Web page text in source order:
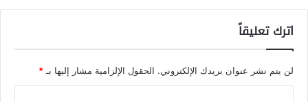
اترك تعليقاً
لن يتم نشر عنوان بريدك الإلكتروني. الحقول الإلزامية مشار إليها بـ *